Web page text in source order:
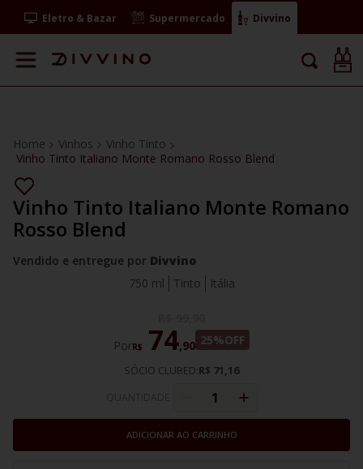
Eletro & Bazar Supermercado Divvino
Vinhos
Vinho Tinto
Vinho Tinto Italiano Monte Romano Rosso Blend
Vinho Tinto Italiano Monte Romano
Rosso Blend
Vendido e entregue por Divvino
Tinto
Itália
750 ml
PorR$ 74,90 25%OFF
SÓCIO CLUBED:R$ 71,16
ADICIONAR AO CARRINHO